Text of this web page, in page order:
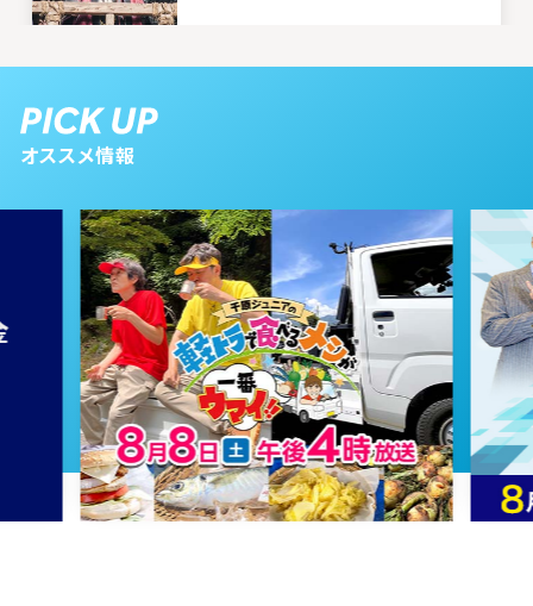
2025年02月05日 放送
第26話
2025年02月04日 放送
第25話
オススメ情報